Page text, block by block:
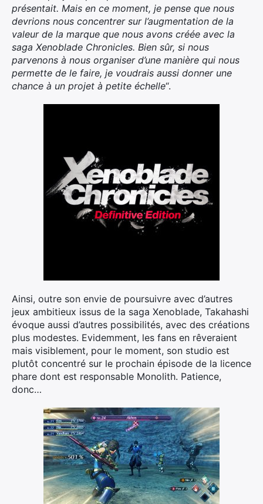
présentait. Mais en ce moment, je pense que nous
devrions nous concentrer sur l’augmentation de la
valeur de la marque que nous avons créée avec la
saga Xenoblade Chronicles. Bien sûr, si nous
parvenons à nous organiser d’une manière qui nous
permette de le faire, je voudrais aussi donner une
chance à un projet à petite échelle“.
Ainsi, outre son envie de poursuivre avec d’autres
jeux ambitieux issus de la saga Xenoblade, Takahashi
évoque aussi d’autres possibilités, avec des créations
plus modestes. Evidemment, les fans en rêveraient
mais visiblement, pour le moment, son studio est
plutôt concentré sur le prochain épisode de la licence
phare dont est responsable Monolith. Patience,
donc…